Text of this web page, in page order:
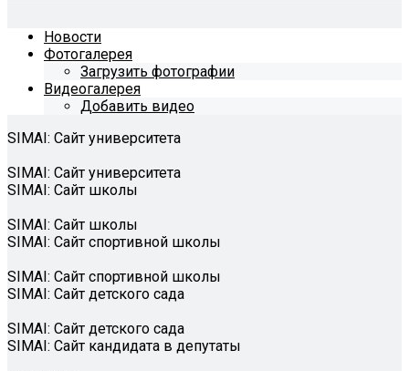
Новости
Фотогалерея
Загрузить фотографии
Видеогалерея
Добавить видео
SIMAI: Сайт университета
SIMAI: Сайт университета
SIMAI: Сайт школы
SIMAI: Сайт школы
SIMAI: Сайт спортивной школы
SIMAI: Сайт спортивной школы
SIMAI: Сайт детского сада
SIMAI: Сайт детского сада
SIMAI: Сайт кандидата в депутаты